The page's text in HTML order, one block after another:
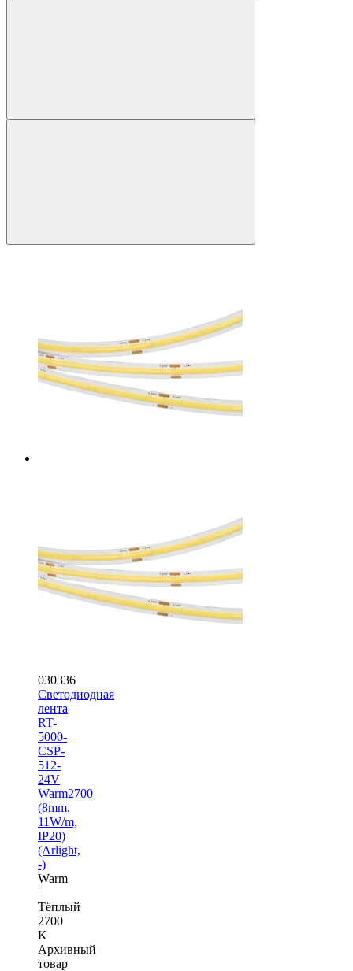
030336
Светодиодная
лента
RT-
5000-
CSP-
512-
24V
Warm2700
(8mm,
11W/m,
IP20)
(Arlight,
-)
Warm
|
Тёплый
2700
K
Архивный
товар